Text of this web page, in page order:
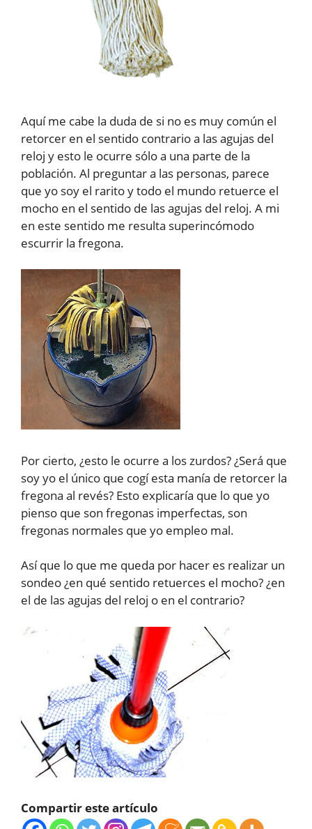
Aquí me cabe la duda de si no es muy común el
retorcer en el sentido contrario a las agujas del
reloj y esto le ocurre sólo a una parte de la
población. Al preguntar a las personas, parece
que yo soy el rarito y todo el mundo retuerce el
mocho en el sentido de las agujas del reloj. A mi
en este sentido me resulta superincómodo
escurrir la fregona.
Por cierto, ¿esto le ocurre a los zurdos? ¿Será que
soy yo el único que cogí esta manía de retorcer la
fregona al revés? Esto explicaría que lo que yo
pienso que son fregonas imperfectas, son
fregonas normales que yo empleo mal.
Así que lo que me queda por hacer es realizar un
sondeo ¿en qué sentido retuerces el mocho? ¿en
el de las agujas del reloj o en el contrario?
Compartir este artículo